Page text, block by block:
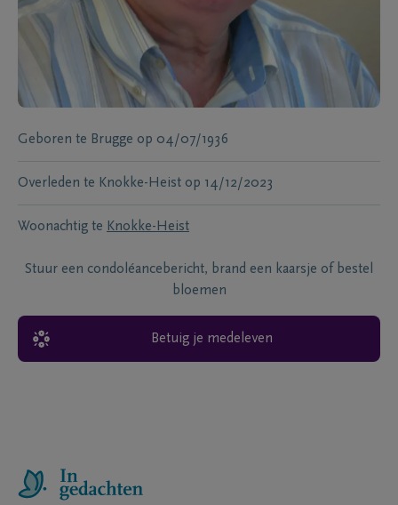
Geboren te Brugge op 04/07/1936
Overleden te Knokke-Heist op 14/12/2023
Woonachtig te Knokke-Heist
Stuur een condoléancebericht, brand een kaarsje of bestel
bloemen
Betuig je medeleven